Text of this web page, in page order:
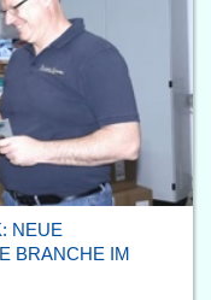
NEUE
BRANCHE IM